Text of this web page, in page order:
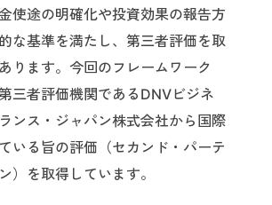
使途の明確化や投資効果の報告方
な基準を満たし、第三者評価を取
ります。今回のフレームワーク
三者評価機関であるDNVビジネ
ンス・ジャパン株式会社から国際
いる旨の評価（セカンド・パーテ
）を取得しています。